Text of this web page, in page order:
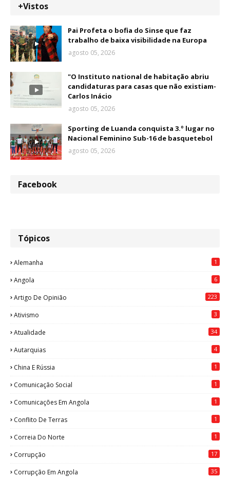
+Vistos
Pai Profeta o bofia do Sinse que faz
trabalho de baixa visibilidade na Europa
agosto 05, 2026
"O Instituto national de habitação abriu
candidaturas para casas que não existiam-
Carlos Inácio
agosto 05, 2026
Sporting de Luanda conquista 3.º lugar no
Nacional Feminino Sub-16 de basquetebol
agosto 05, 2026
Facebook
Tópicos
Alemanha 1
Angola 6
Artigo De Opinião 223
Ativismo 3
Atualidade 34
Autarquias 4
China E Rússia 1
Comunicação Social 1
Comunicações Em Angola 1
Conflito De Terras 1
Correia Do Norte 1
Corrupção 17
Corrupção Em Angola 35